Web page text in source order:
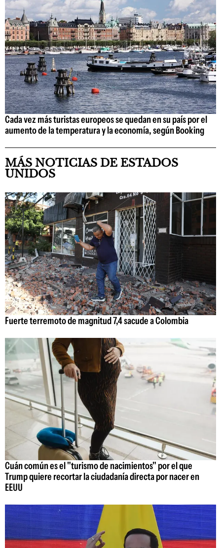
Cada vez más turistas europeos se quedan en su país por el
aumento de la temperatura y la economía, según Booking
MÁS NOTICIAS DE ESTADOS
UNIDOS
Fuerte terremoto de magnitud 7,4 sacude a Colombia
Cuán común es el "turismo de nacimientos" por el que
Trump quiere recortar la ciudadanía directa por nacer en
EEUU